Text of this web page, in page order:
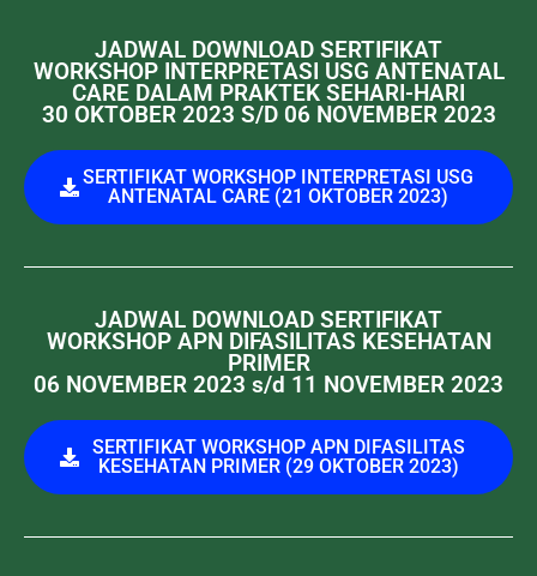
JADWAL DOWNLOAD SERTIFIKAT
WORKSHOP INTERPRETASI USG ANTENATAL
CARE DALAM PRAKTEK SEHARI-HARI
30 OKTOBER 2023 S/D 06 NOVEMBER 2023
SERTIFIKAT WORKSHOP INTERPRETASI USG
ANTENATAL CARE (21 OKTOBER 2023)
JADWAL DOWNLOAD SERTIFIKAT
WORKSHOP APN DIFASILITAS KESEHATAN
PRIMER
06 NOVEMBER 2023 s/d 11 NOVEMBER 2023
SERTIFIKAT WORKSHOP APN DIFASILITAS
KESEHATAN PRIMER (29 OKTOBER 2023)